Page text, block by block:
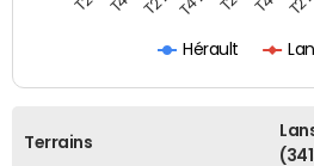
Hérault
Terrains